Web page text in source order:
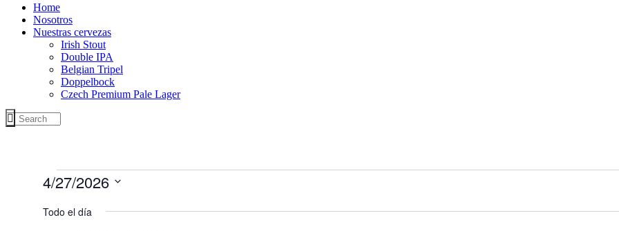
Home
Nosotros
Nuestras cervezas
Irish Stout
Double IPA
Belgian Tripel
Doppelbock
Czech Premium Pale Lager
Eventos
04/27/2026
4/27/2026
la
Todo el día